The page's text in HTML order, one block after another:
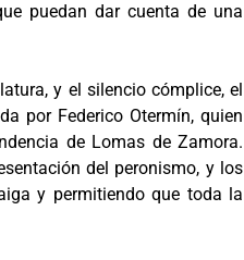
puedan dar cuenta de una
y el silencio cómplice, el
por Federico Otermín, quien
de Lomas de Zamora.
del peronismo, y los
y permitiendo que toda la